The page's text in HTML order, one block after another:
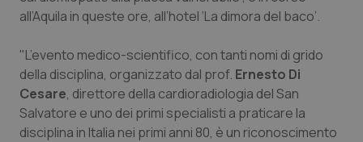
Piemonte
Provincia Autonoma di Bolzano
HIV
Infezioni & Febbre
all’Aquila in queste ore, all’hotel ‘La dimora del baco’.
"L’evento medico-scientifico, con tanti nomi di grido
della disciplina, organizzato dal prof. Ernesto Di
Cesare, direttore della cardioradiologia del San
Salvatore e uno dei primi specialisti a praticare la
disciplina in Italia nei primi anni 80, è un riconoscimento